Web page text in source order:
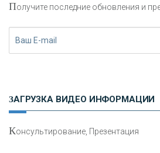
Получите последние обновления и
ЗАГРУЗКА ВИДЕО ИНФОРМАЦИИ
Консультирование, Презентация